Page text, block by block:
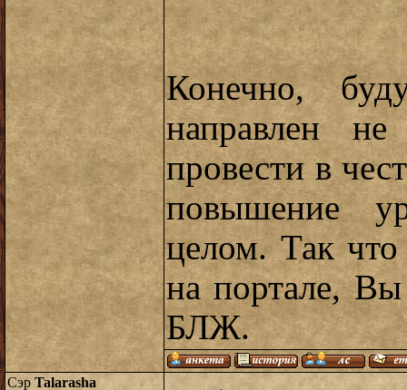
Конечно,
направлен
провести в
повышение
целом. Так
на портале,
БЛЖ.
Сэр Talarasha